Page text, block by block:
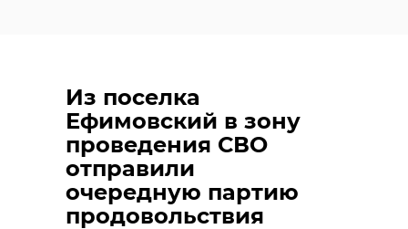
Из поселка
Ефимовский в зону
проведения СВО
отправили
очередную партию
продовольствия